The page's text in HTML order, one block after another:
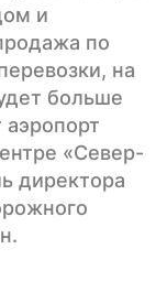
и
по
на
больше
«Север-
директора